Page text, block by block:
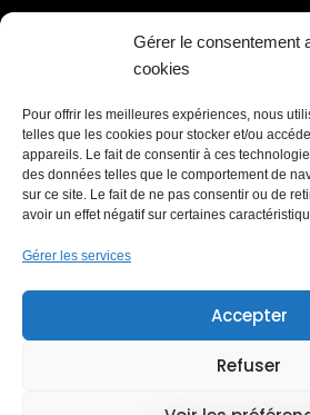
Gérer le consentement
cookies
Pour offrir les meilleures expériences, nous
telles que les cookies pour stocker et/ou
appareils. Le fait de consentir à ces
des données telles que le comportement de
sur ce site. Le fait de ne pas consentir ou de
avoir un effet négatif sur certaines
Gérer les services
Accepter
Refuser
Detailing automobile
Lavage à la demande
Station de lavage libre-service
Blog & Astuces
PARTENAIRES RÉSEAUX